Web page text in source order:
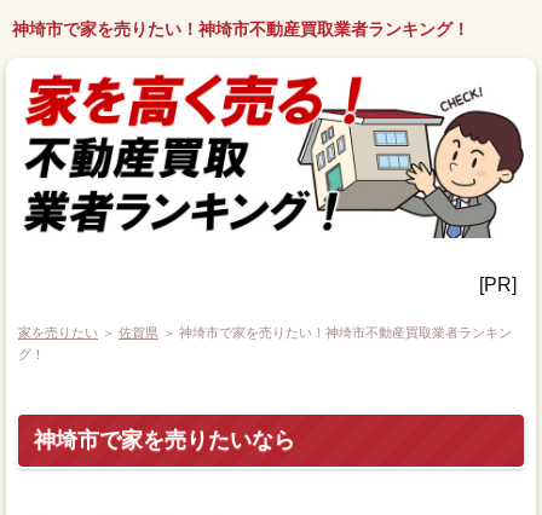
神埼市で家を売りたい！神埼市不動産買取業者ランキング！
[PR]
家を売りたい ＞ 佐賀県 ＞ 神埼市で家を売りたい！神埼市不動産買取業者ランキン
グ！
神埼市で家を売りたいなら